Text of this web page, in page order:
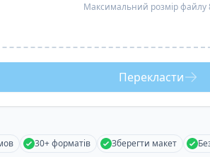
Максимальний розмір файлу
Перекласти
30+ форматів Зберегти макет